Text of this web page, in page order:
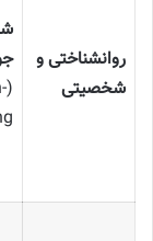
روانشناختی و
شخصیتی